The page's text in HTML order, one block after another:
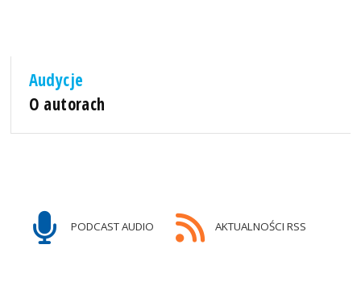
Audycje
O autorach
PODCAST AUDIO AKTUALNOŚCI RSS